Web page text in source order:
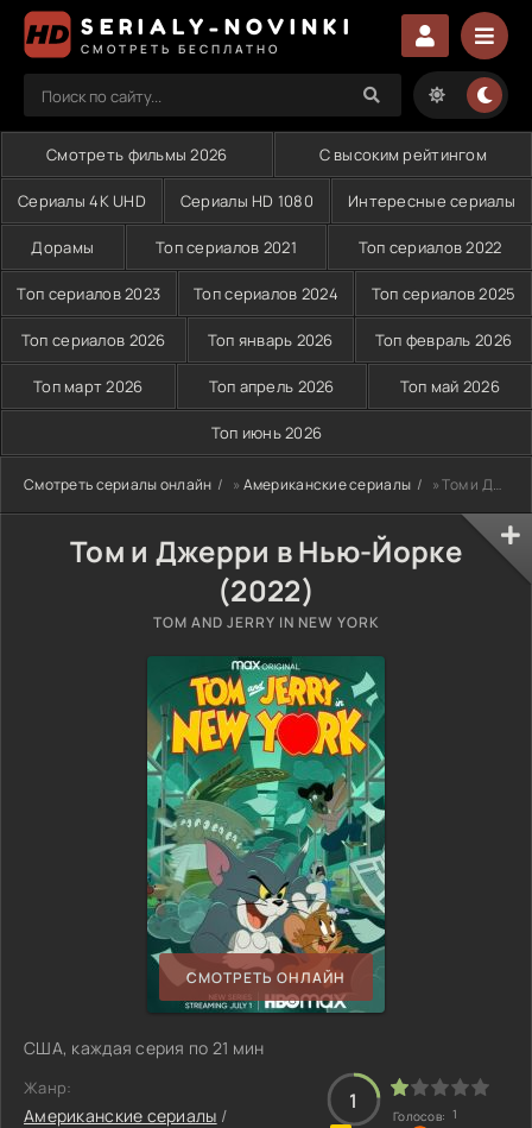
SERIALY-NOVINKI
СМОТРЕТЬ БЕСПЛАТНО
Смотреть фильмы 2026 С высоким рейтингом
Сериалы 4K UHD Сериалы HD 1080 Интересные сериалы
Дорамы Топ сериалов 2021 Топ сериалов 2022
Топ сериалов 2023 Топ сериалов 2024 Топ сериалов 2025
Топ сериалов 2026 Топ январь 2026 Топ февраль 2026
Топ март 2026 Топ апрель 2026 Топ май 2026
Топ июнь 2026
Смотреть сериалы онлайн » Американские сериалы » Том и Джерри в Нью-Йорке (2022)
Том и Джерри в Нью-Йорке
(2022)
TOM AND JERRY IN NEW YORK
СМОТРЕТЬ ОНЛАЙН
США, каждая серия по 21 мин
Жанр:
Американские сериалы /
1
Голосов: 1